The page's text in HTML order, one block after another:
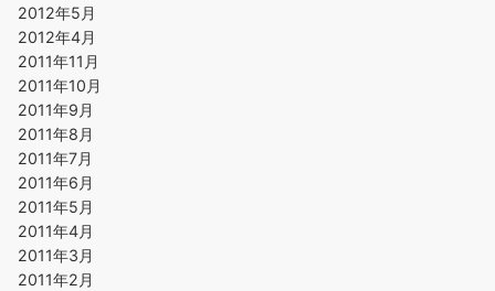
2012年5月
2012年4月
2011年11月
2011年10月
2011年9月
2011年8月
2011年7月
2011年6月
2011年5月
2011年4月
2011年3月
2011年2月